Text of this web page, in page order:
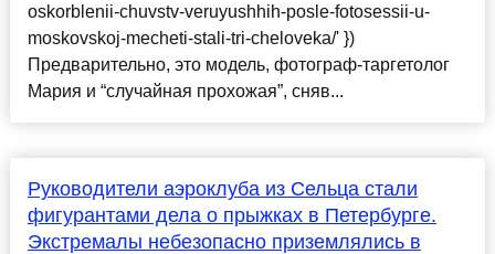
oskorblenii-chuvstv-veruyushhih-posle-fotosessii-u-
moskovskoj-mecheti-stali-tri-cheloveka/' })
Предварительно, это модель, фотограф-таргетолог
Мария и “случайная прохожая”, сняв...
Руководители аэроклуба из Сельца стали
фигурантами дела о прыжках в Петербурге.
Экстремалы небезопасно приземлялись в